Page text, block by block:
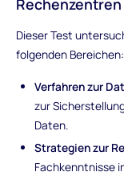
Dieser Test
folgenden Bereichen:
Verfahren zur
zur
Daten.
Strategien zur
Fachkenntnisse